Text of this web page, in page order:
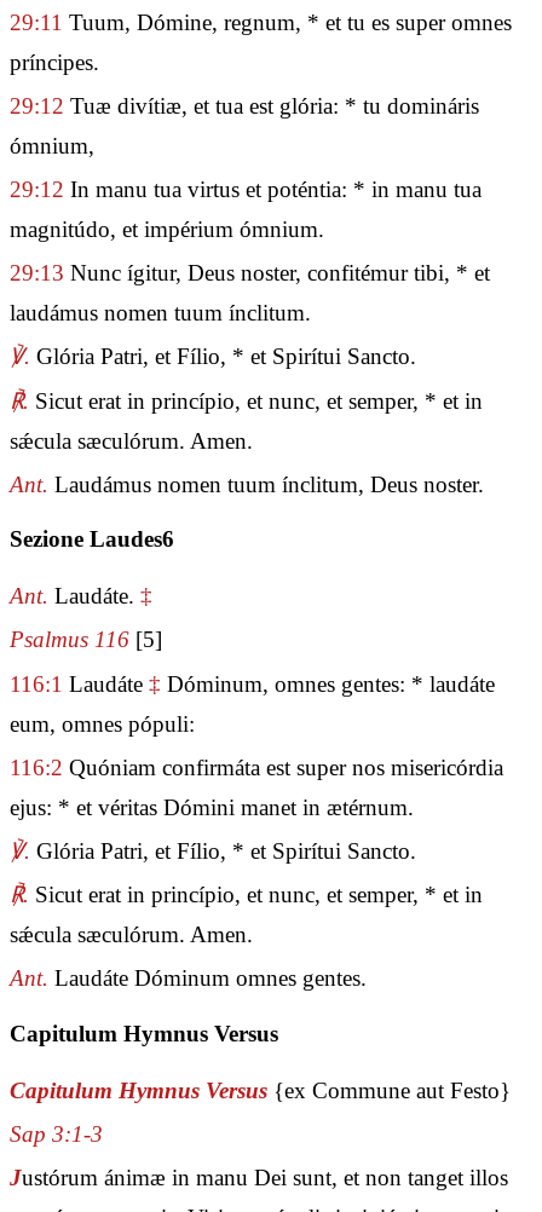
29:11 Tuum, Dómine, regnum, * et tu es super omnes
príncipes.
29:12 Tuæ divítiæ, et tua est glória: * tu domináris
ómnium,
29:12 In manu tua virtus et poténtia: * in manu tua
magnitúdo, et impérium ómnium.
29:13 Nunc ígitur, Deus noster, confitémur tibi, * et
laudámus nomen tuum ínclitum.
℣. Glória Patri, et Fílio, * et Spirítui Sancto.
℟. Sicut erat in princípio, et nunc, et semper, * et in
sǽcula sæculórum. Amen.
Ant. Laudámus nomen tuum ínclitum, Deus noster.
Sezione Laudes6
Ant. Laudáte. ‡
Psalmus 116 [5]
116:1 Laudáte ‡ Dóminum, omnes gentes: * laudáte
eum, omnes pópuli:
116:2 Quóniam confirmáta est super nos misericórdia
ejus: * et véritas Dómini manet in ætérnum.
℣. Glória Patri, et Fílio, * et Spirítui Sancto.
℟. Sicut erat in princípio, et nunc, et semper, * et in
sǽcula sæculórum. Amen.
Ant. Laudáte Dóminum omnes gentes.
Capitulum Hymnus Versus
Capitulum Hymnus Versus {ex Commune aut Festo}
Sap 3:1-3
Justórum ánimæ in manu Dei sunt, et non tanget illos